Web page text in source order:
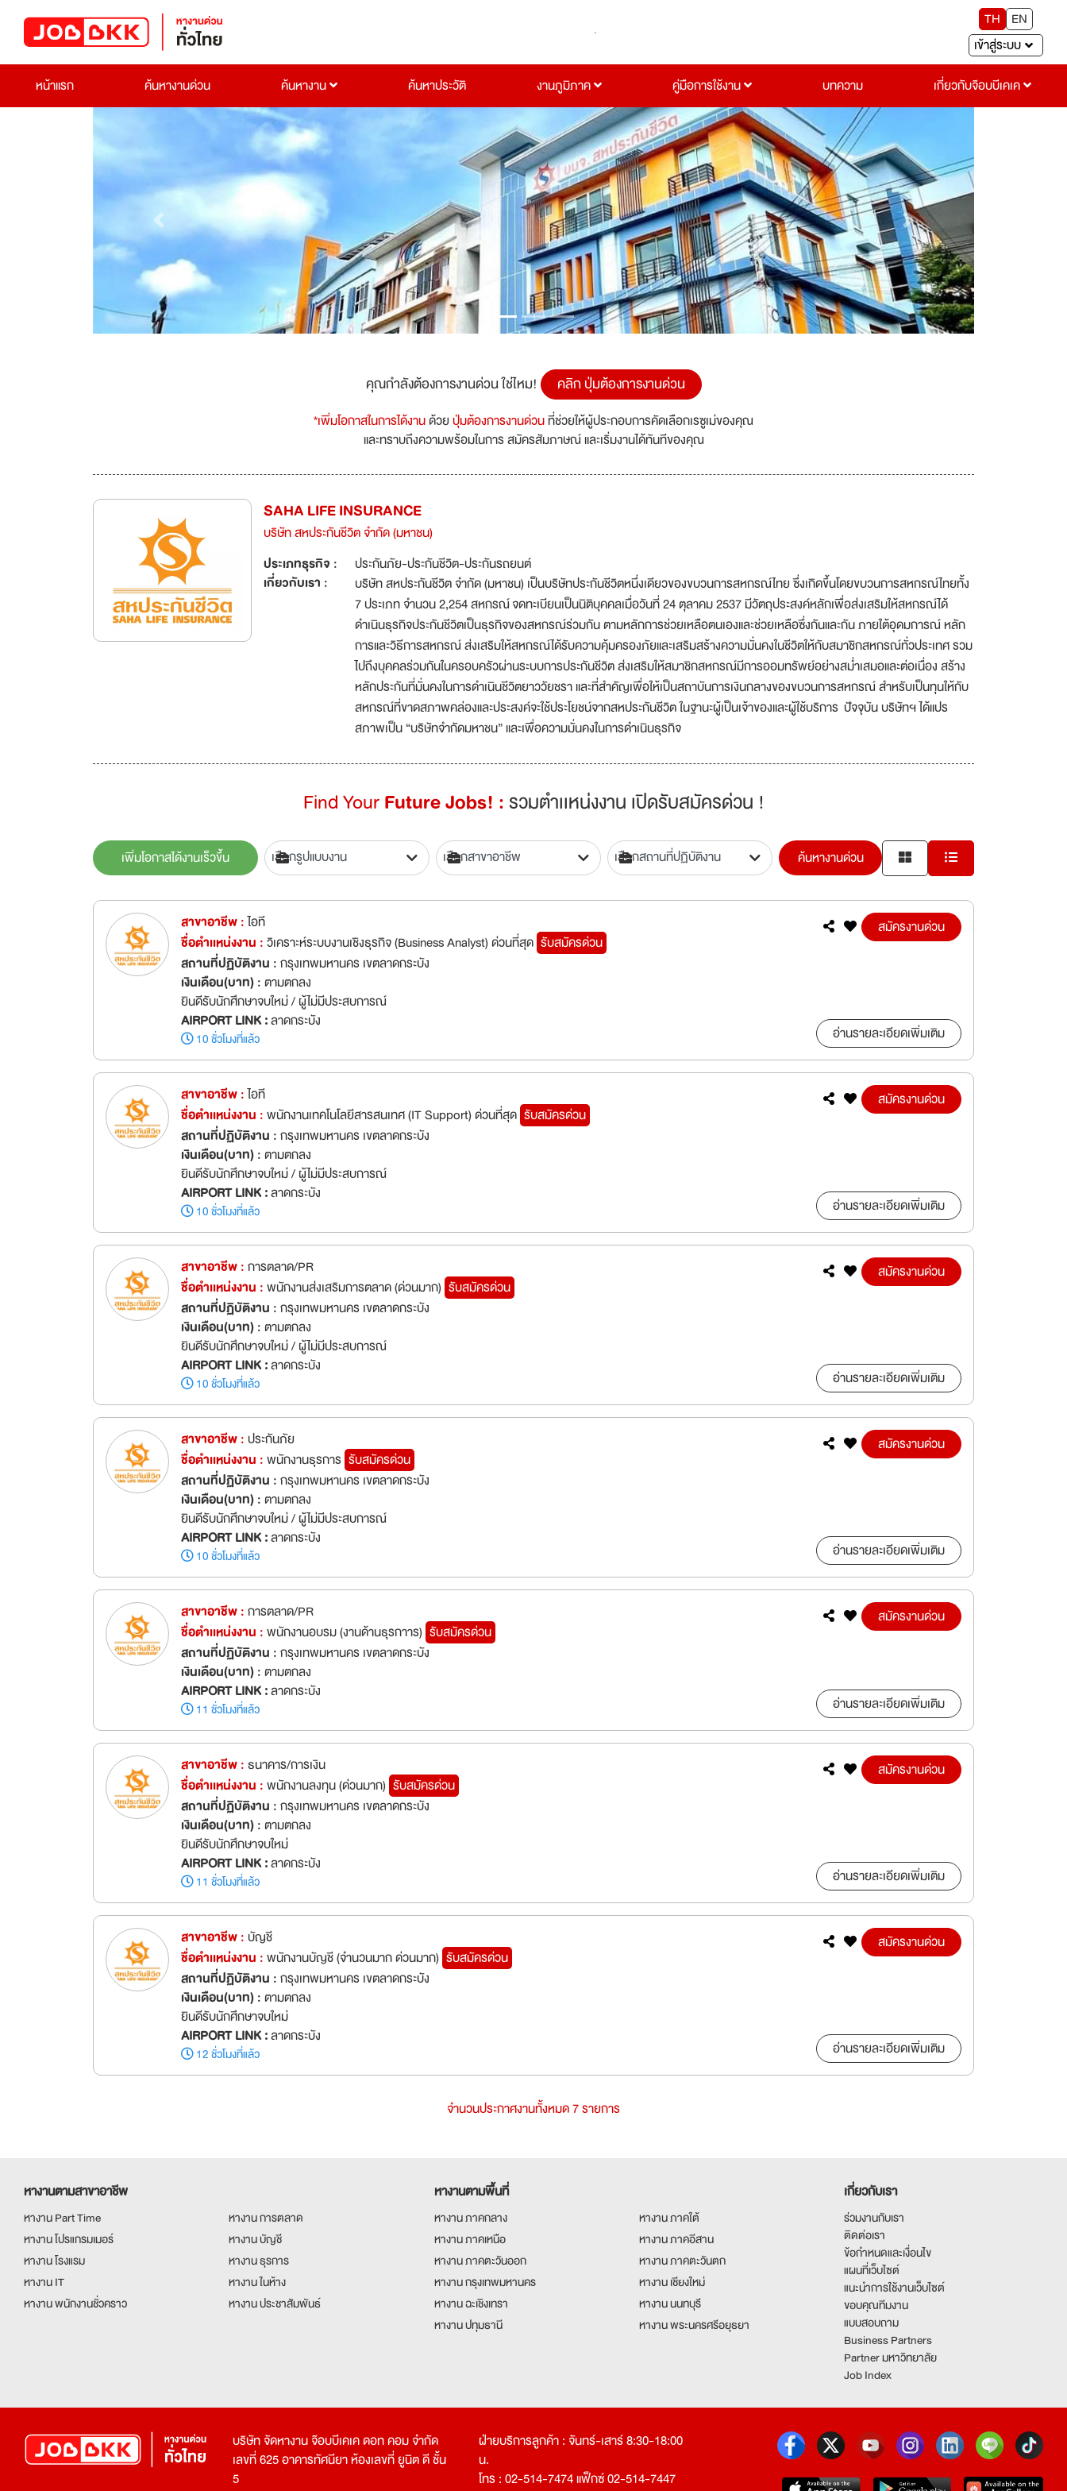
TH
EN
เข้าสู่ระบบ
หน้าแรก
ค้นหางานด่วน ค้นหางาน ค้นหาประวัติ งานภูมิภาค คู่มือการใช้งาน บทความ เกี่ยวกับจ๊อบบีเคเค
Previous Next
คุณกำลังต้องการงานด่วน ใช่ไหม! คลิก ปุ่มต้องการงานด่วน
*เพิ่มโอกาสในการได้งาน
และทราบถึงความพร้อมในการ สมัครสัมภาษณ์ และเริ่มงานได้ทันทีของคุณ
SAHA LIFE INSURANCE
บริษัท สหประกันชีวิต จำกัด (มหาชน)
ประกันภัย-ประกันชีวิต-ประกันรถยนต์
บริษัท สหประกันชีวิต จำกัด (มหาชน) เป็นบริษัทประกันชีวิตหนึ่งเดียวของขบวนการสหกรณ์ไทย ซึ่งเกิดขึ้นโดยขบวนการสหกรณ์ไทยทั้ง
7 ประเภท จำนวน 2,254 สหกรณ์ จดทะเบียนเป็นนิติบุคคลเมื่อวันที่ 24 ตุลาคม 2537 มีวัตถุประสงค์หลักเพื่อส่งเสริมให้สหกรณ์ได้
ดำเนินธุรกิจประกันชีวิตเป็นธุรกิจของสหกรณ์ร่วมกัน ตามหลักการช่วยเหลือตนเองและช่วยเหลือซึ่งกันและกัน ภายใต้อุดมการณ์ หลัก
การและวิธีการสหกรณ์ ส่งเสริมให้สหกรณ์ได้รับความคุ้มครองภัยและเสริมสร้างความมั่นคงในชีวิตให้กับสมาชิกสหกรณ์ทั่วประเทศ รวม
ไปถึงบุคคลร่วมกันในครอบครัวผ่านระบบการประกันชีวิต ส่งเสริมให้สมาชิกสหกรณ์มีการออมทรัพย์อย่างสม่ำเสมอและต่อเนื่อง สร้าง
สหกรณ์ที่ขาดสภาพคล่องและประสงค์จะใช้ประโยชน์จากสหประกันชีวิต ในฐานะผู้เป็นเจ้าของและผู้ใช้บริการ ปัจจุบัน บริษัทฯ ได้แปร
Find YourFuture Jobs! :รวมตำเเหน่งงาน เปิดรับสมัครด่วน !
เพิ่มโอกาสได้งานเร็วขึ้น
สาขาอาชีพ :ไอที
ชื่อตำเเหน่งงาน :
สถานที่ปฏิบัติงาน :กรุงเทพมหานคร เขตลาดกระบัง
เงินเดือน(บาท) :ตามตกลง
ยินดีรับนักศึกษาจบใหม่ / ผู้ไม่มีประสบการณ์
AIRPORT LINK :ลาดกระบัง
10 ชั่วโมงที่แล้ว
สมัครงานด่วน
สาขาอาชีพ :ไอที
ชื่อตำเเหน่งงาน :
สถานที่ปฏิบัติงาน :กรุงเทพมหานคร เขตลาดกระบัง
เงินเดือน(บาท) :ตามตกลง
ยินดีรับนักศึกษาจบใหม่ / ผู้ไม่มีประสบการณ์
AIRPORT LINK :ลาดกระบัง
10 ชั่วโมงที่แล้ว
สมัครงานด่วน
สาขาอาชีพ :การตลาด/PR
ชื่อตำเเหน่งงาน :
สถานที่ปฏิบัติงาน :กรุงเทพมหานคร เขตลาดกระบัง
เงินเดือน(บาท) :ตามตกลง
ยินดีรับนักศึกษาจบใหม่ / ผู้ไม่มีประสบการณ์
AIRPORT LINK :ลาดกระบัง
10 ชั่วโมงที่แล้ว
สมัครงานด่วน
สาขาอาชีพ :ประกันภัย
ชื่อตำเเหน่งงาน :
สถานที่ปฏิบัติงาน :กรุงเทพมหานคร เขตลาดกระบัง
เงินเดือน(บาท) :ตามตกลง
ยินดีรับนักศึกษาจบใหม่ / ผู้ไม่มีประสบการณ์
AIRPORT LINK :ลาดกระบัง
10 ชั่วโมงที่แล้ว
สมัครงานด่วน
สาขาอาชีพ :การตลาด/PR
ชื่อตำเเหน่งงาน :พนักงานอบรม (งานด้านธุรกาาร)รับสมัครด่วน
สถานที่ปฏิบัติงาน :กรุงเทพมหานคร เขตลาดกระบัง
เงินเดือน(บาท) :ตามตกลง
AIRPORT LINK :ลาดกระบัง
11 ชั่วโมงที่แล้ว
สมัครงานด่วน
สาขาอาชีพ :ธนาคาร/การเงิน
ชื่อตำเเหน่งงาน :
สถานที่ปฏิบัติงาน :กรุงเทพมหานคร เขตลาดกระบัง
เงินเดือน(บาท) :ตามตกลง
ยินดีรับนักศึกษาจบใหม่
AIRPORT LINK :ลาดกระบัง
11 ชั่วโมงที่แล้ว
สมัครงานด่วน
สาขาอาชีพ :บัญชี
ชื่อตำเเหน่งงาน :
สถานที่ปฏิบัติงาน :กรุงเทพมหานคร เขตลาดกระบัง
สมัครงานด่วน
หางานตามสาขาอาชีพ
หางาน Part Time
หางาน การตลาด
หางานตามพื้นที่
หางาน ภาคกลาง
หางาน ภาคใต้
หางาน ภาคเหนือ
หางาน ภาคอีสาน
เกี่ยวกับเรา
ร่วมงานกับเรา
ติดต่อเรา
ข้อกำหนดและเงื่อนไข
แผนที่เว็บไซต์
แนะนำการใช้งานเว็บไซต์
Business Partners
Partner มหาวิทยาลัย